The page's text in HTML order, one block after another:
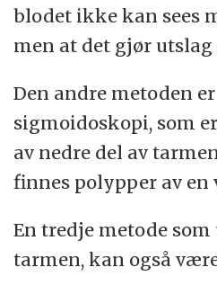
blodet ikke kan sees
men at det gjør
Den andre metoden
sigmoidoskopi, som
av nedre del av
finnes polypper av en
En tredje metode
tarmen, kan også